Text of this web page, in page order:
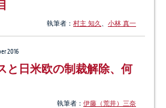
執筆者： 村主 知久 、 小林 真一
2016
と日米欧の制裁解除、何
執筆者： 伊藤（荒井）三奈